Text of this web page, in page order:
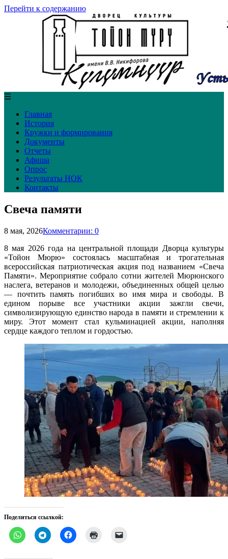
Перейти к содержанию
☰
Главная
История
Кружки и формирования
Документы
Отчеты
Афиша
Опрос
Результаты НОК
Контакты
Свеча памяти
8 мая, 2026Комментарии: 0
8 мая 2026 года на центральной площади Дворца культуры
«Тойон Мюрю» состоялась масштабная и трогательная
всероссийская патриотическая акция под названием «Свеча
Памяти». Мероприятие собрало сотни жителей Мюрюнского
наслега, ветеранов и молодежи, объединенных общей целью
— почтить память погибших во имя мира и свободы. В
едином порыве все участники акции зажгли свечи,
символизирующую единство народа в памяти и стремлении к
миру. Этот момент стал кульминацией акции, наполняя
сердце каждого теплом и гордостью.
Поделиться ссылкой: